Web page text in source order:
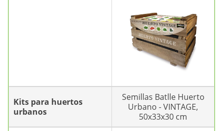
Kits para huertos
urbanos
Semillas Batlle Huerto
Urbano - VINTAGE,
50x33x30 cm